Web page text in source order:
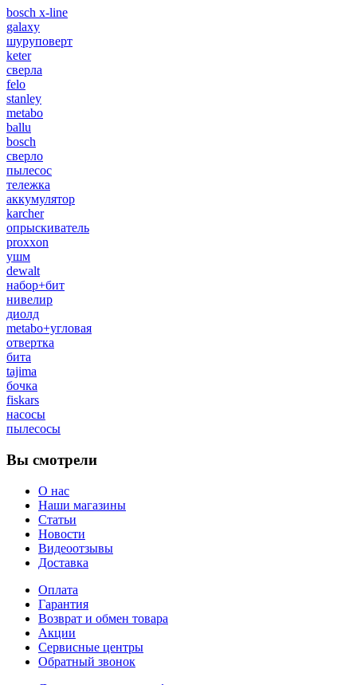
bosch x-line
galaxy
шуруповерт
keter
сверла
felo
stanley
metabo
ballu
bosch
сверло
пылесос
тележка
аккумулятор
karcher
опрыскиватель
proxxon
ушм
dewalt
набор+бит
нивелир
диолд
metabo+угловая
отвертка
бита
tajima
бочка
fiskars
насосы
пылесосы
Вы смотрели
О нас
Наши магазины
Статьи
Новости
Видеоотзывы
Доставка
Оплата
Гарантия
Возврат и обмен товара
Акции
Сервисные центры
Обратный звонок